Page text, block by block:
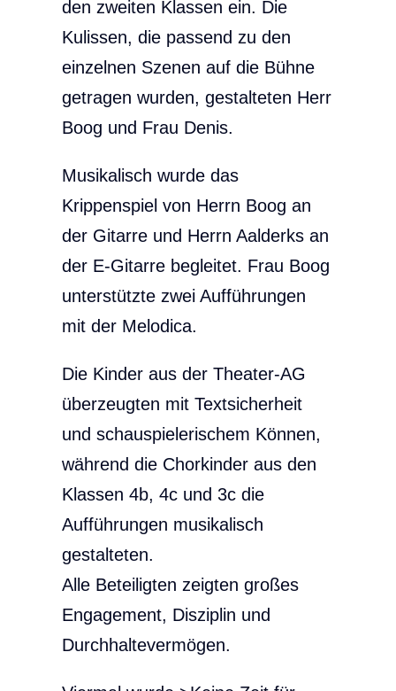
den zweiten Klassen ein. Die
Kulissen, die passend zu den
einzelnen Szenen auf die Bühne
getragen wurden, gestalteten Herr
Boog und Frau Denis.
Musikalisch wurde das
Krippenspiel von Herrn Boog an
der Gitarre und Herrn Aalderks an
der E-Gitarre begleitet. Frau Boog
unterstützte zwei Aufführungen
mit der Melodica.
Die Kinder aus der Theater-AG
überzeugten mit Textsicherheit
und schauspielerischem Können,
während die Chorkinder aus den
Klassen 4b, 4c und 3c die
Aufführungen musikalisch
gestalteten.
Alle Beteiligten zeigten großes
Engagement, Disziplin und
Durchhaltevermögen.